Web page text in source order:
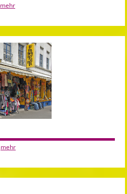
mehr
mehr